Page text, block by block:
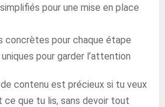
pour une mise en place
concrètes pour chaque étape
pour garder l’attention
contenu est précieux si tu veux
ce que tu lis, sans devoir tout